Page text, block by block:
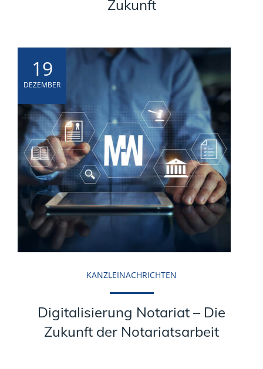
Zukunft
19
DEZEMBER
KANZLEINACHRICHTEN
Digitalisierung Notariat – Die
Zukunft der Notariatsarbeit